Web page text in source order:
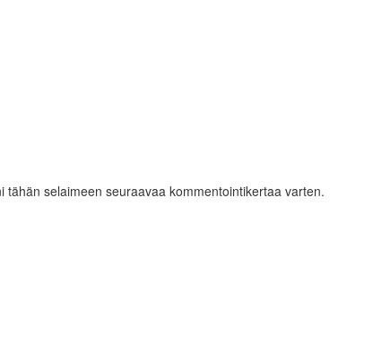
selaimeen seuraavaa kommentointikertaa varten.